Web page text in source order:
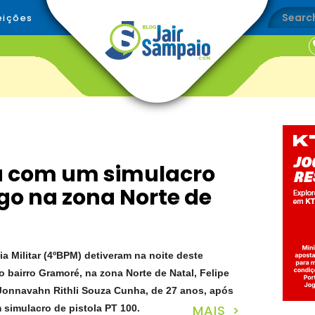
com um simulacro
na zona Norte de
Militar (4ºBPM) detiveram na noite deste
bairro Gramoré, na zona Norte de Natal, Felipe
Rithli Souza Cunha, de 27 anos, após
de pistola PT 100.
MAIS >